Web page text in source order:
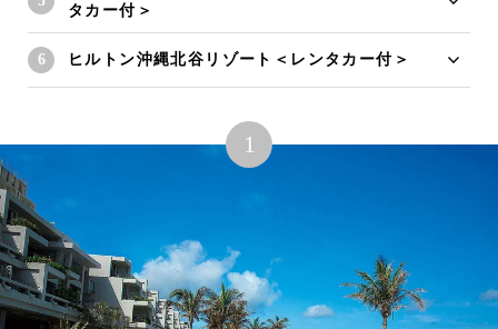
タカー付＞
ヒルトン沖縄北谷リゾート＜レンタカー付＞